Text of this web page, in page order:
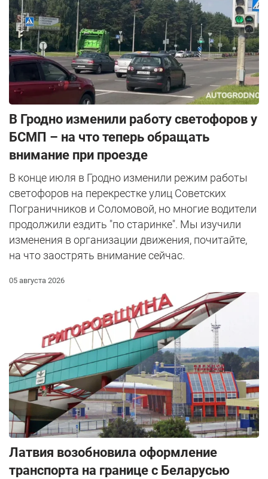
В Гродно изменили работу светофоров у
БСМП – на что теперь обращать
внимание при проезде
В конце июля в Гродно изменили режим работы
светофоров на перекрестке улиц Советских
Пограничников и Соломовой, но многие водители
продолжили ездить "по старинке". Мы изучили
изменения в организации движения, почитайте,
на что заострять внимание сейчас.
05 августа 2026
Латвия возобновила оформление
транспорта на границе с Беларусью